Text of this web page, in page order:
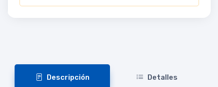
Descripción Detalles